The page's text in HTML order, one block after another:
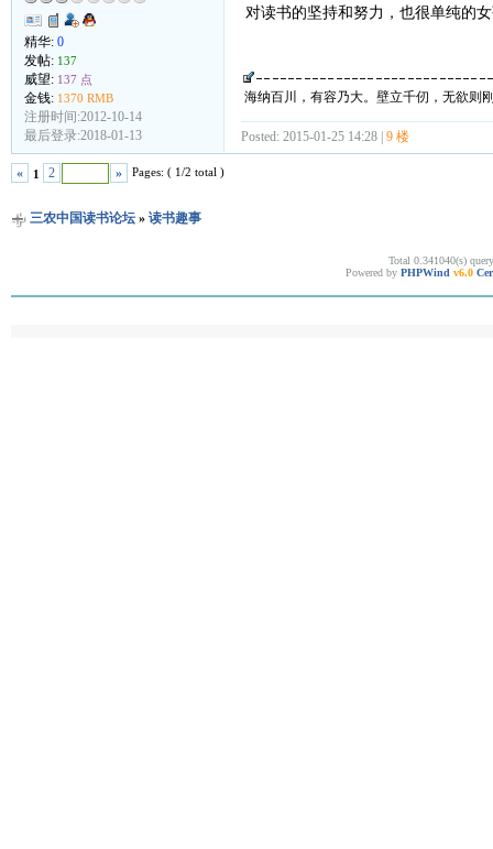
精华: 0
发帖: 137
威望: 137 点
金钱: 1370 RMB
注册时间:2012-10-14
最后登录:2018-01-13
对读书的坚持和努力，也很单纯的
海纳百川，有容乃大。壁立千仞，无欲则
Posted: 2015-01-25 14:28 | 9 楼
« 1 2 » Pages: ( 1/2 total )
三农中国读书论坛» 读书趣事
Total 0.341040(s)
Powered by PHPWind v6.0